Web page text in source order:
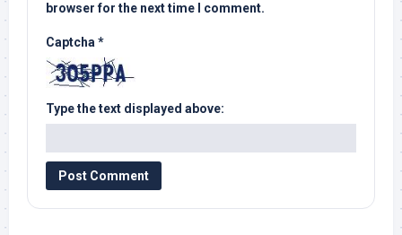
browser for the next time I comment.
Captcha*
Type the text displayed above: